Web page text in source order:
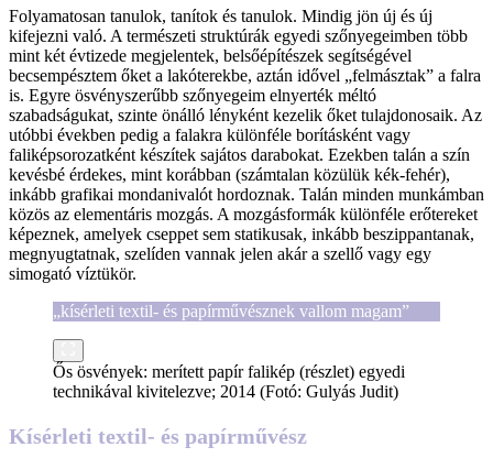
Folyamatosan tanulok, tanítok és tanulok. Mindig jön új és új
kifejezni való. A természeti struktúrák egyedi szőnyegeimben több
mint két évtizede megjelentek, belsőépítészek segítségével
becsempésztem őket a lakóterekbe, aztán idővel „felmásztak” a falra
is. Egyre ösvényszerűbb szőnyegeim elnyerték méltó
szabadságukat, szinte önálló lényként kezelik őket tulajdonosaik. Az
utóbbi években pedig a falakra különféle borításként vagy
faliképsorozatként készítek sajátos darabokat. Ezekben talán a szín
kevésbé érdekes, mint korábban (számtalan közülük kék-fehér),
inkább grafikai mondanivalót hordoznak. Talán minden munkámban
közös az elementáris mozgás. A mozgásformák különféle erőtereket
képeznek, amelyek cseppet sem statikusak, inkább beszippantanak,
megnyugtatnak, szelíden vannak jelen akár a szellő vagy egy
simogató víztükör.
„kísérleti textil- és papírművésznek vallom magam”
Ős ösvények: merített papír falikép (részlet) egyedi
technikával kivitelezve; 2014 (Fotó: Gulyás Judit)
Kísérleti textil- és papírművész